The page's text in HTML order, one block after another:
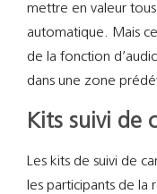
mettre en valeur
automatique. Mais
de la fonction
dans une zone
Kits suivi de
Les kits de suivi de
les participants de la